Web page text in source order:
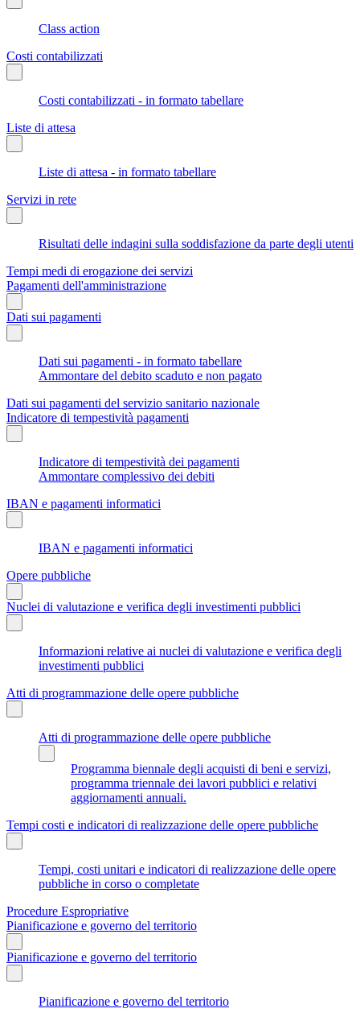
Class action
Costi contabilizzati
Costi contabilizzati - in formato tabellare
Liste di attesa
Liste di attesa - in formato tabellare
Servizi in rete
Risultati delle indagini sulla soddisfazione da parte degli utenti
Tempi medi di erogazione dei servizi
Pagamenti dell'amministrazione
Dati sui pagamenti
Dati sui pagamenti - in formato tabellare
Ammontare del debito scaduto e non pagato
Dati sui pagamenti del servizio sanitario nazionale
Indicatore di tempestività pagamenti
Indicatore di tempestività dei pagamenti
Ammontare complessivo dei debiti
IBAN e pagamenti informatici
IBAN e pagamenti informatici
Opere pubbliche
Nuclei di valutazione e verifica degli investimenti pubblici
Informazioni relative ai nuclei di valutazione e verifica degli
investimenti pubblici
Atti di programmazione delle opere pubbliche
Atti di programmazione delle opere pubbliche
Programma biennale degli acquisti di beni e servizi,
programma triennale dei lavori pubblici e relativi
aggiornamenti annuali.
Tempi costi e indicatori di realizzazione delle opere pubbliche
Tempi, costi unitari e indicatori di realizzazione delle opere
pubbliche in corso o completate
Procedure Espropriative
Pianificazione e governo del territorio
Pianificazione e governo del territorio
Pianificazione e governo del territorio